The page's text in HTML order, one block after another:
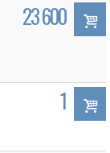
23 600
1